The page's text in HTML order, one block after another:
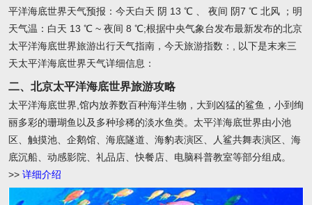
平洋海底世界天气预报：今天白天 阴 13 ℃ 、 夜间 阴7 ℃ 北风 ；明
天气温：白天 13 ℃ ~ 夜间 8 ℃;根据中央气象台发布最新发布的北京
太平洋海底世界旅游出行天气指南，今天旅游指数：, 以下是末来三
天太平洋海底世界天气详细信息：
二、北京太平洋海底世界旅游攻略
太平洋海底世界,馆内放养数百种海洋生物，大到凶猛的鲨鱼，小到绚
丽多彩的珊瑚鱼以及多种珍稀的淡水鱼类。太平洋海底世界由小池
区、触摸池、企鹅馆、海底隧道、海豹表演区、人鲨共舞表演区、海
底沉船、动感影院、礼品店、快餐店、电脑科普教室等部分组成。
>> 详细介绍